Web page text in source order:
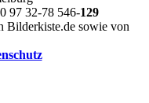
97 32-78 546-129
Bilderkiste.de sowie von